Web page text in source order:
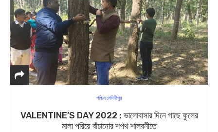
পশ্চিম মেদিনীপুর
VALENTINE’S DAY 2022 : ভালোবাসার দিনে গাছে ফুলের
মালা পরিয়ে বাঁচানোর শপথ শালবনীতে